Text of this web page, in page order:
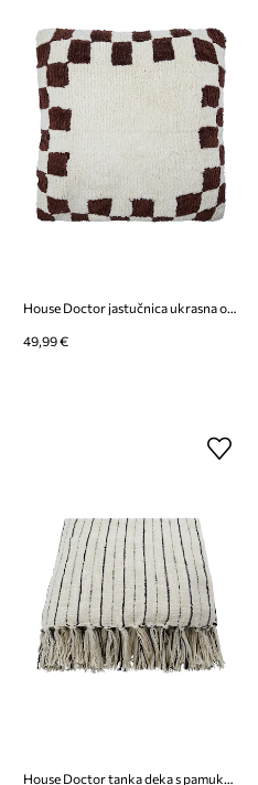
49,99 €
House Doctor tanka deka s pamukom 180 x 130 cm